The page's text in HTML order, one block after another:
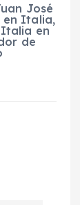
José
en Italia,
Italia en
de